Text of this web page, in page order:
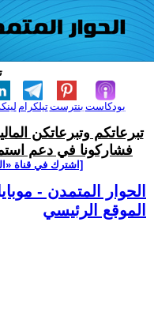
تيلكرامبنترست بودكاست
تبرعاتكم وتبرعاتكن
فشاركونا في دعم
[اشترك في قناة
الحوار المتمدن -
الموقع الرئيسي